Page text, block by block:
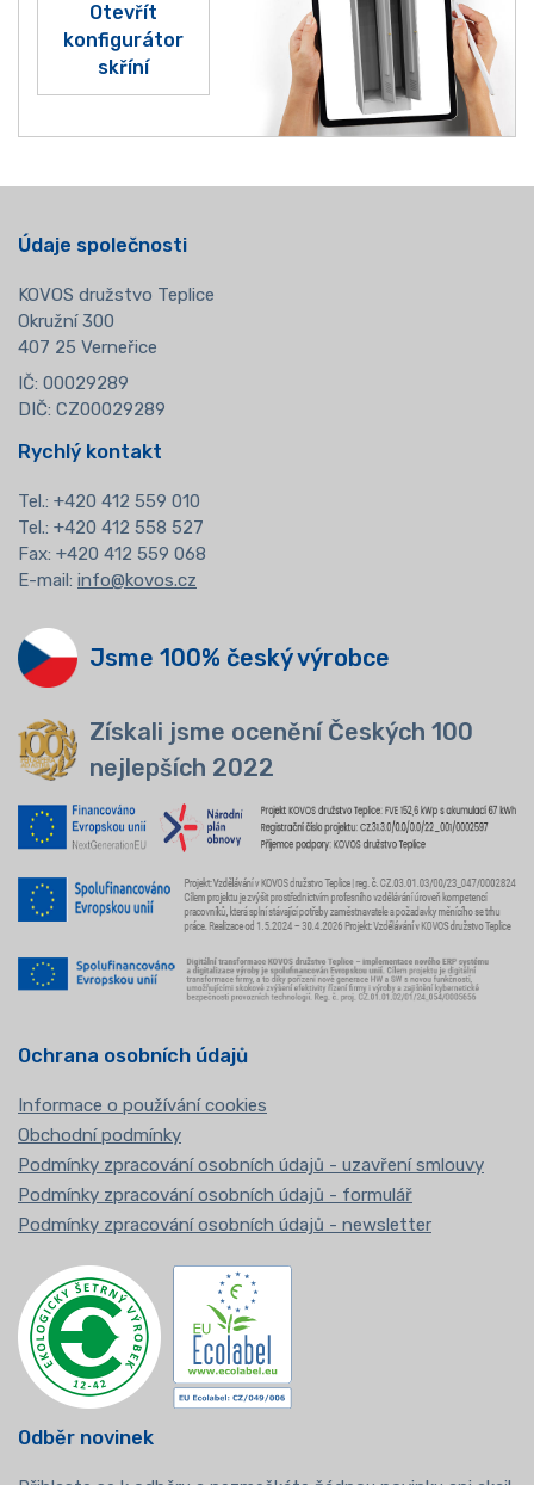
Otevřít
konfigurátor
skříní
Údaje společnosti
KOVOS družstvo Teplice
Okružní 300
407 25 Verneřice
IČ: 00029289
DIČ: CZ00029289
Rychlý kontakt
Tel.: +420 412 559 010
Tel.: +420 412 558 527
Fax: +420 412 559 068
E-mail: info@kovos.cz
Jsme 100% český výrobce
Získali jsme ocenění Českých 100
nejlepších 2022
Ochrana osobních údajů
Informace o používání cookies
Obchodní podmínky
Podmínky zpracování osobních údajů - uzavření smlouvy
Podmínky zpracování osobních údajů - formulář
Podmínky zpracování osobních údajů - newsletter
Odběr novinek